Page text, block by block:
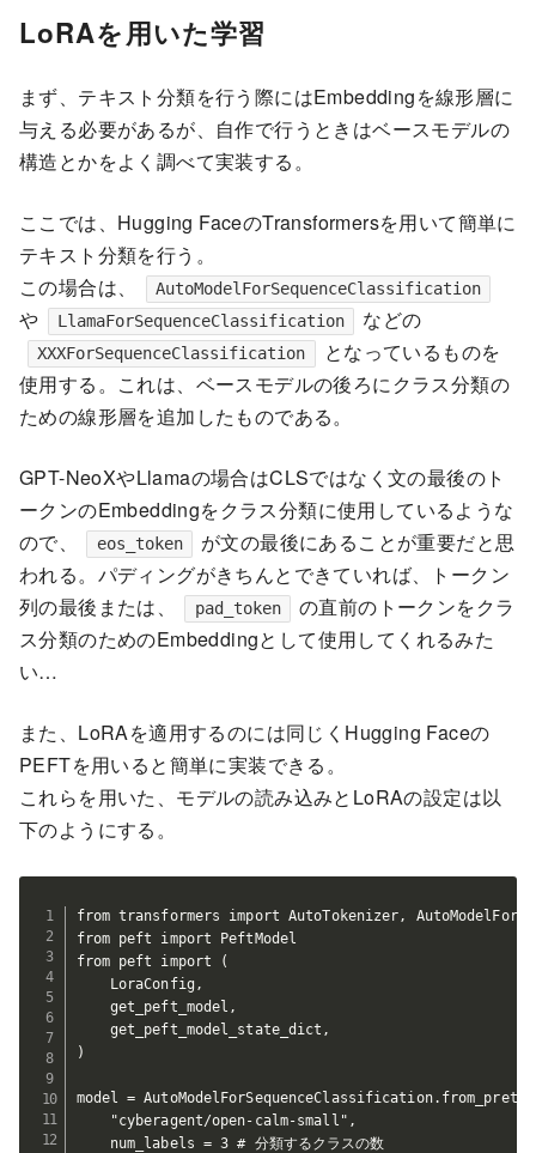
LoRAを用いた学習
まず、テキスト分類を行う際にはEmbeddingを線形層に
与える必要があるが、自作で行うときはベースモデルの
構造とかをよく調べて実装する。
ここでは、Hugging FaceのTransformersを用いて簡単に
テキスト分類を行う。
この場合は、
AutoModelForSequenceClassification
や LlamaForSequenceClassification などの
XXXForSequenceClassification
となっているものを
使用する。これは、ベースモデルの後ろにクラス分類の
ための線形層を追加したものである。
GPT-NeoXやLlamaの場合はCLSではなく文の最後のト
ークンのEmbeddingをクラス分類に使用しているような
ので、
eos_token
が文の最後にあることが重要だと思
われる。パディングがきちんとできていれば、トークン
列の最後または、
pad_token
の直前のトークンをクラ
ス分類のためのEmbeddingとして使用してくれるみた
い…
また、LoRAを適用するのには同じくHugging Faceの
PEFTを用いると簡単に実装できる。
これらを用いた、モデルの読み込みとLoRAの設定は以
下のようにする。
from transformers import AutoTokenizer,
from peft import PeftModel
from peft import (
    LoraConfig,
    get_peft_model,
    get_peft_model_state_dict,
)
model =
    "cyberagent/open-calm-small",
    num_labels = 3 # 分類するクラスの数